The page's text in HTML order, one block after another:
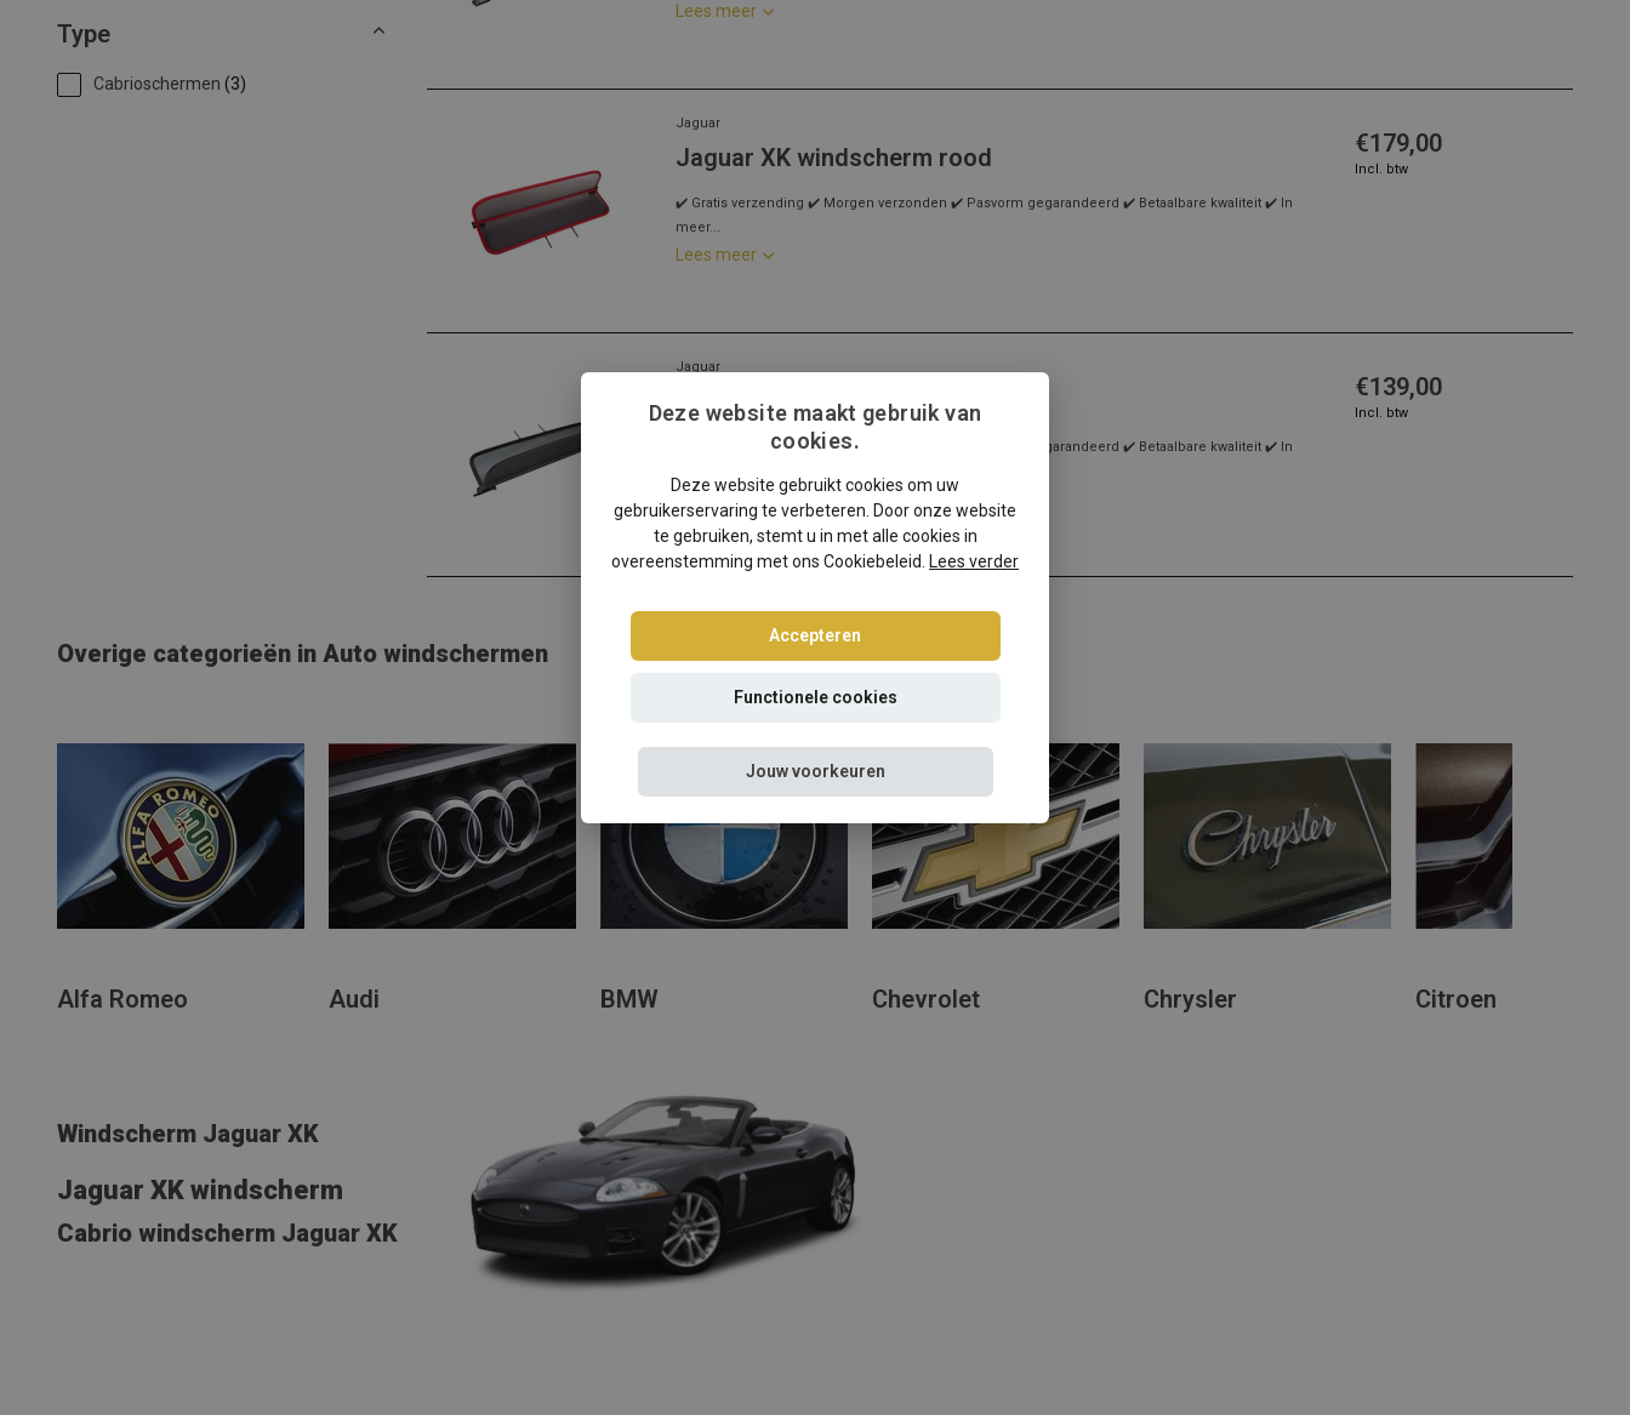
Type
Cabrioschermen (3)
Lees meer
Jaguar
Jaguar XK windscherm rood
✔️ Gratis verzending ✔️ Morgen verzonden ✔️ Pasvorm gegarandeerd ✔️ Betaalbare kwaliteit ✔️ In
meer...
Lees meer
€179,00
Incl. btw
Jaguar
Jaguar XK windscherm
✔️ Gratis verzending ✔️ Morgen verzonden ✔️ Pasvorm gegarandeerd ✔️ Betaalbare kwaliteit ✔️ In
€139,00
Incl. btw
Overige categorieën in Auto windschermen
Alfa Romeo Audi BMW Chevrolet Chrysler Citroen
Windscherm Jaguar XK
Jaguar XK windscherm
Cabrio windscherm Jaguar XK
Deze website maakt gebruik van
cookies.
Deze website gebruikt cookies om uw
gebruikerservaring te verbeteren. Door onze website
te gebruiken, stemt u in met alle cookies in
overeenstemming met ons Cookiebeleid.
Lees verder
Accepteren
Functionele cookies
Jouw voorkeuren